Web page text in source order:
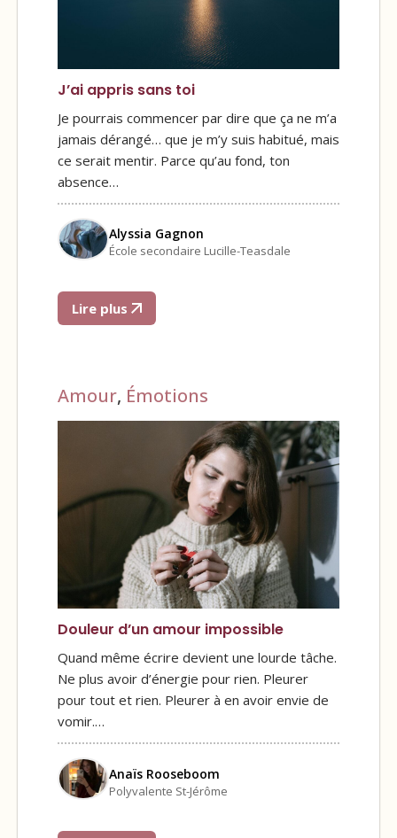
J’ai appris sans toi
Je pourrais commencer par dire que ça ne m’a
jamais dérangé… que je m’y suis habitué, mais
ce serait mentir. Parce qu’au fond, ton
absence…
Alyssia Gagnon
École secondaire Lucille-Teasdale
Lire plus
Amour, Émotions
Douleur d’un amour impossible
Quand même écrire devient une lourde tâche.
Ne plus avoir d’énergie pour rien. Pleurer
pour tout et rien. Pleurer à en avoir envie de
vomir.…
Anaïs Rooseboom
Polyvalente St-Jérôme